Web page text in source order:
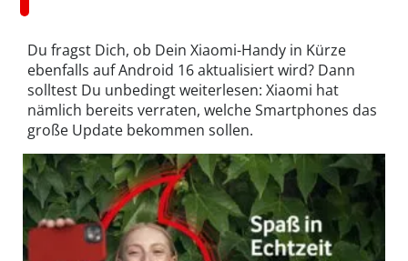
Du fragst Dich, ob Dein Xiaomi-Handy in Kürze
ebenfalls auf Android 16 aktualisiert wird? Dann
solltest Du unbedingt weiterlesen: Xiaomi hat
nämlich bereits verraten, welche Smartphones das
große Update bekommen sollen.